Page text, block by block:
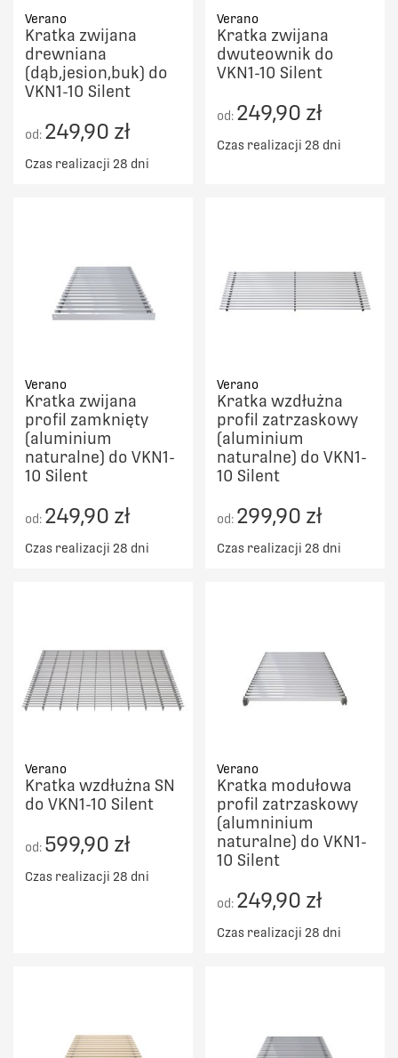
Verano
Kratka zwijana
drewniana
(dąb,jesion,buk) do
VKN1-10 Silent
od: 249,90 zł
Czas realizacji 28 dni
Verano
Kratka zwijana
dwuteownik do
VKN1-10 Silent
od: 249,90 zł
Czas realizacji 28 dni
Verano
Kratka zwijana
profil zamknięty
(aluminium
naturalne) do VKN1-
10 Silent
od: 249,90 zł
Czas realizacji 28 dni
Verano
Kratka wzdłużna
profil zatrzaskowy
(aluminium
naturalne) do VKN1-
10 Silent
od: 299,90 zł
Czas realizacji 28 dni
Verano
Kratka wzdłużna SN
do VKN1-10 Silent
od: 599,90 zł
Czas realizacji 28 dni
Verano
Kratka modułowa
profil zatrzaskowy
(alumninium
naturalne) do VKN1-
10 Silent
od: 249,90 zł
Czas realizacji 28 dni